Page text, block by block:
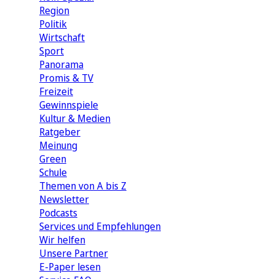
Region
Politik
Wirtschaft
Sport
Panorama
Promis & TV
Freizeit
Gewinnspiele
Kultur & Medien
Ratgeber
Meinung
Green
Schule
Themen von A bis Z
Newsletter
Podcasts
Services und Empfehlungen
Wir helfen
Unsere Partner
E-Paper lesen